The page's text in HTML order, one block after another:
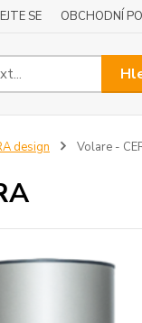
SE OBCHODNÍ
design Volare -